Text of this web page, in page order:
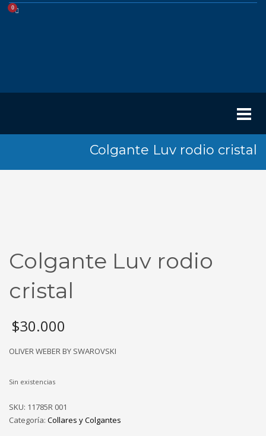
Colgante Luv rodio cristal
Colgante Luv rodio
cristal
$30.000
OLIVER WEBER BY SWAROVSKI
Sin existencias
SKU: 11785R 001
Categoría: Collares y Colgantes